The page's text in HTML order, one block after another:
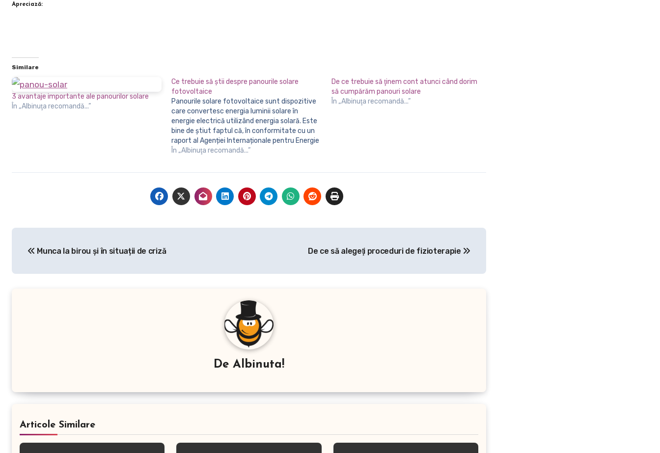
Apreciază:
Similare
3 avantaje importante ale panourilor solare
În „Albinuţa recomandă...”
Ce trebuie să știi despre panourile solare
fotovoltaice
Panourile solare fotovoltaice sunt dispozitive
care convertesc energia luminii solare în
energie electrică utilizând energia solară. Este
bine de știut faptul că, în conformitate cu un
raport al Agenției Internaționale pentru Energie
capacitatea de energie regenerabila a crescut
În „Albinuţa recomandă...”
De ce trebuie să ţinem cont atunci când dorim
să cumpărăm panouri solare
În „Albinuţa recomandă...”
articole
Munca la birou și în situații de criză De ce să alegeţi proceduri de fizioterapie
De Albinuta!
Articole Similare